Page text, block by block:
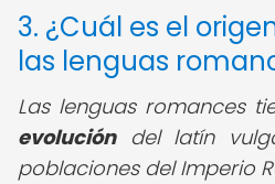
3. ¿Cuál es el
las lenguas
Las lenguas romances
evolucióndel latín
poblaciones del Imperio